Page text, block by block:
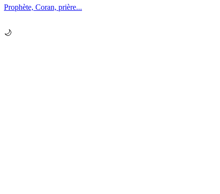
Prophète, Coran, prière...
🌙